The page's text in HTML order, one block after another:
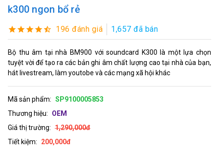
k300 ngon bổ rẻ
196 đánh giá 1,657 đã bán
Bộ thu âm tại nhà BM900 với soundcard K300 là một lựa chọn
tuyệt vời để tạo ra các bản ghi âm chất lượng cao tại nhà của bạn,
hát livestream, làm youtobe và các mạng xã hội khác
Mã sản phẩm: SP9100005853
Thương hiệu:
OEM
Giá thị trường: 1,290,000đ
Tiết kiệm:
200,000đ